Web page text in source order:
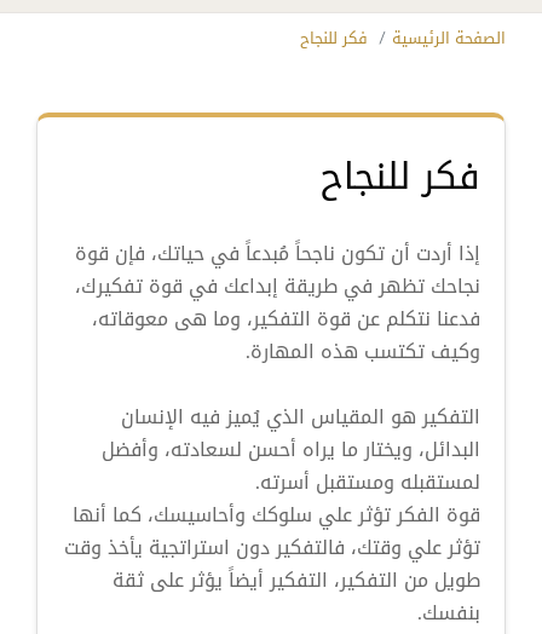
الصفحة الرئيسية فكر للنجاح
فكر للنجاح
إذا أردت أن تكون ناجحاً مُبدعاً في حياتك، فإن قوة
نجاحك تظهر في طريقة إبداعك في قوة تفكيرك،
فدعنا نتكلم عن قوة التفكير، وما هى معوقاته،
وكيف تكتسب هذه المهارة.
التفكير هو المقياس الذي يُميز فيه الإنسان
البدائل، ويختار ما يراه أحسن لسعادته، وأفضل
لمستقبله ومستقبل أسرته.
قوة الفكر تؤثر علي سلوكك وأحاسيسك، كما أنها
تؤثر علي وقتك، فالتفكير دون استراتجية يأخذ وقت
طويل من التفكير، التفكير أيضاً يؤثر على ثقة
بنفسك.